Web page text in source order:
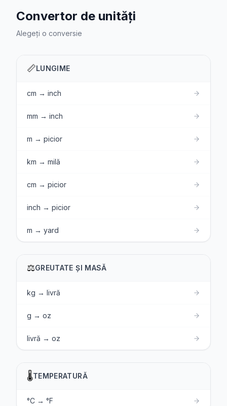
Convertor de unități
Alegeți o conversie
📏LUNGIME
cm → inch
mm → inch
m → picior
km → milă
cm → picior
inch → picior
m → yard
⚖️GREUTATE ȘI MASĂ
kg → livră
g → oz
livră → oz
🌡️TEMPERATURĂ
°C → °F